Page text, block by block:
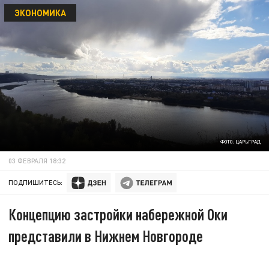
ФОТО: ЦАРЬГРАД
ЭКОНОМИКА
03 ФЕВРАЛЯ 18:32
ПОДПИШИТЕСЬ:
Концепцию застройки набережной Оки
представили в Нижнем Новгороде